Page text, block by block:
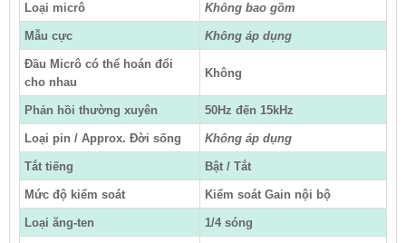
Loại micrô Không bao gồm
Mẫu cực Không áp dụng
Đầu Micrô có thể hoán đổi
cho nhau
Không
Phản hồi thường xuyên 50Hz đến 15kHz
Loại pin / Approx. Đời sống Không áp dụng
Tắt tiếng Bật / Tắt
Mức độ kiểm soát Kiểm soát Gain nội bộ
Loại ăng-ten 1/4 sóng